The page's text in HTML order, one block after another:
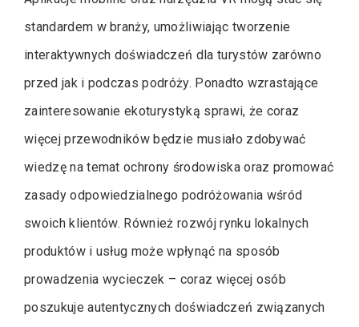
standardem w branży, umożliwiając tworzenie
interaktywnych doświadczeń dla turystów zarówno
przed jak i podczas podróży. Ponadto wzrastające
zainteresowanie ekoturystyką sprawi, że coraz
więcej przewodników będzie musiało zdobywać
wiedzę na temat ochrony środowiska oraz promować
zasady odpowiedzialnego podróżowania wśród
swoich klientów. Również rozwój rynku lokalnych
produktów i usług może wpłynąć na sposób
prowadzenia wycieczek – coraz więcej osób
poszukuje autentycznych doświadczeń związanych